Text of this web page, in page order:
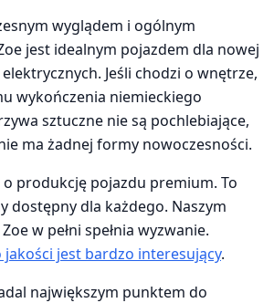
wyglądem i ogólnym
jest idealnym pojazdem dla nowej
Jeśli chodzi o wnętrze,
wykończenia niemieckiego
sztuczne nie są pochlebiające,
ma żadnej formy nowoczesności.
o produkcję pojazdu premium. To
dostępny dla każdego. Naszym
w pełni spełnia wyzwanie.
jakości jest bardzo interesujący.
największym punktem do